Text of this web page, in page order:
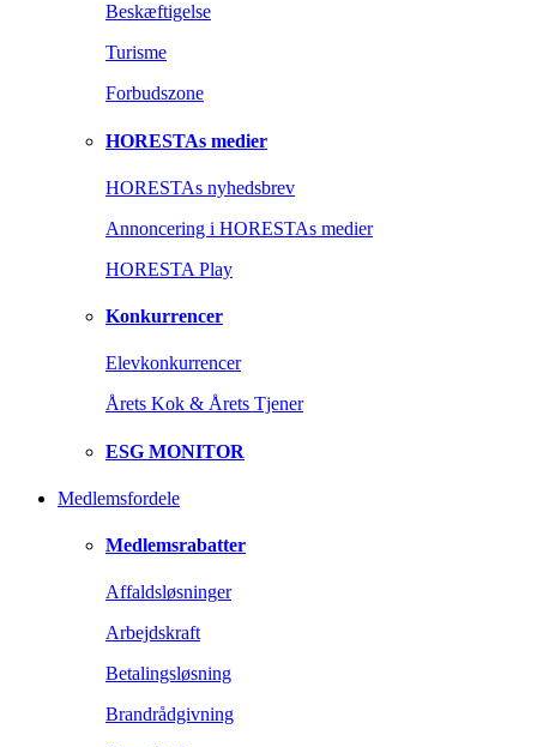
Beskæftigelse
Turisme
Forbudszone
HORESTAs medier
HORESTAs nyhedsbrev
Annoncering i HORESTAs medier
HORESTA Play
Konkurrencer
Elevkonkurrencer
Årets Kok & Årets Tjener
ESG MONITOR
Medlemsfordele
Medlemsrabatter
Affaldsløsninger
Arbejdskraft
Betalingsløsning
Brandrådgivning